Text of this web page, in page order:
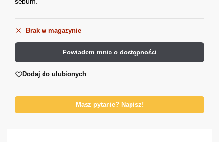
Brak w magazynie
Powiadom mnie o dostępności
Dodaj do ulubionych
Masz pytanie? Napisz!